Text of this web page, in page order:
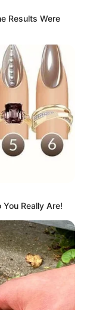
1,2 ribu-19,8 ribu
14,9 ribu-238 ribu
Results Were
Really Are!